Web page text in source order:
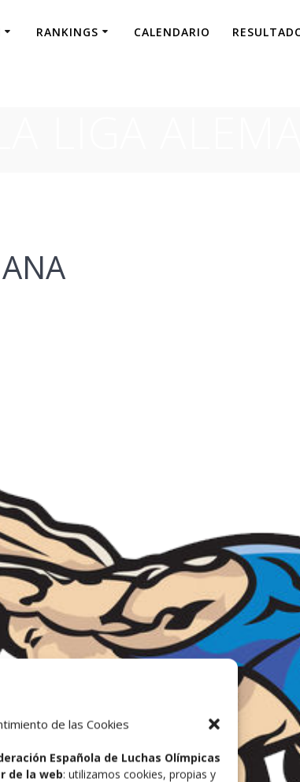
de las Cookies
Española de Luchas Olímpicas
de la web: utilizamos cookies, propias y
RANKINGS CALENDARIO